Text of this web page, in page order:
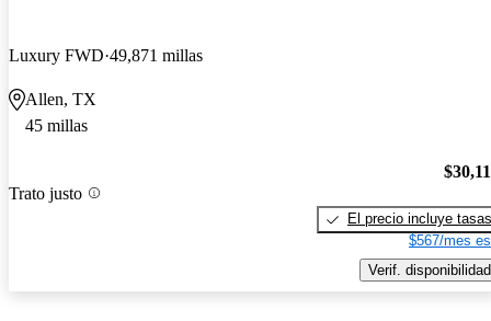
Luxury FWD 49,871 millas
Allen, TX
45 millas
Trato justo
El precio incluye tasas
$567/mes
Verif. disponibilidad